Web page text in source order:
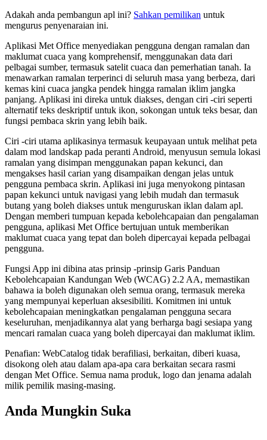
Adakah anda pembangun apl ini? Sahkan pemilikan untuk
mengurus penyenaraian ini.
Aplikasi Met Office menyediakan pengguna dengan ramalan dan
maklumat cuaca yang komprehensif, menggunakan data dari
pelbagai sumber, termasuk satelit cuaca dan pemerhatian tanah. Ia
menawarkan ramalan terperinci di seluruh masa yang berbeza, dari
kemas kini cuaca jangka pendek hingga ramalan iklim jangka
panjang. Aplikasi ini direka untuk diakses, dengan ciri -ciri seperti
alternatif teks deskriptif untuk ikon, sokongan untuk teks besar, dan
fungsi pembaca skrin yang lebih baik.
Ciri -ciri utama aplikasinya termasuk keupayaan untuk melihat peta
dalam mod landskap pada peranti Android, menyusun semula lokasi
ramalan yang disimpan menggunakan papan kekunci, dan
mengakses hasil carian yang disampaikan dengan jelas untuk
pengguna pembaca skrin. Aplikasi ini juga menyokong pintasan
papan kekunci untuk navigasi yang lebih mudah dan termasuk
butang yang boleh diakses untuk menguruskan iklan dalam apl.
Dengan memberi tumpuan kepada kebolehcapaian dan pengalaman
pengguna, aplikasi Met Office bertujuan untuk memberikan
maklumat cuaca yang tepat dan boleh dipercayai kepada pelbagai
pengguna.
Fungsi App ini dibina atas prinsip -prinsip Garis Panduan
Kebolehcapaian Kandungan Web (WCAG) 2.2 AA, memastikan
bahawa ia boleh digunakan oleh semua orang, termasuk mereka
yang mempunyai keperluan aksesibiliti. Komitmen ini untuk
kebolehcapaian meningkatkan pengalaman pengguna secara
keseluruhan, menjadikannya alat yang berharga bagi sesiapa yang
mencari ramalan cuaca yang boleh dipercayai dan maklumat iklim.
Penafian: WebCatalog tidak berafiliasi, berkaitan, diberi kuasa,
disokong oleh atau dalam apa-apa cara berkaitan secara rasmi
dengan Met Office. Semua nama produk, logo dan jenama adalah
milik pemilik masing-masing.
Anda Mungkin Suka